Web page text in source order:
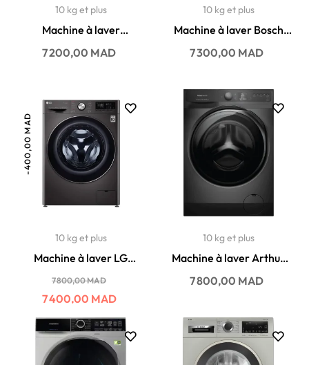
10 kg et plus
Machine à laver
Whirlpool 10KG 1400
t/min W6...
Prix
7 200,00 MAD
10 kg et plus
Machine à laver Bosch
10KG 1400 t/min
WGA2540XME
Prix
7 300,00 MAD
-400,00 MAD
10 kg et plus
Machine à laver LG
10.5KG 1400 t/min
F4V9RWP2E
Prix
habituel
7 800,00 MAD
7 400,00 MAD
10 kg et plus
Machine à laver Arthur
martin 11KG 1400 t/min...
Prix
7 800,00 MAD